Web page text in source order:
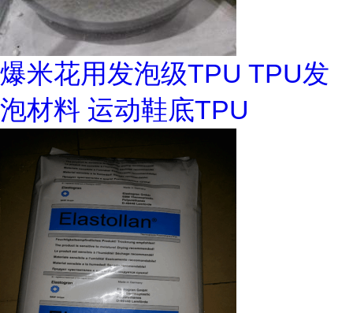
爆米花用发泡级TPU TPU发
泡材料 运动鞋底TPU